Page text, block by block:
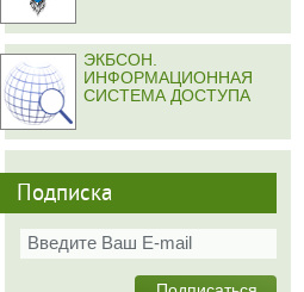
ЭКБСОН.
ИНФОРМАЦИОННАЯ
СИСТЕМА ДОСТУПА
Подписка